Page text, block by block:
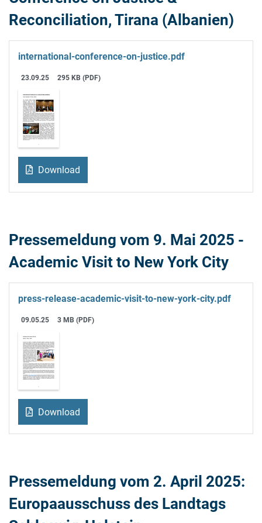
Reconciliation, Tirana (Albanien)
international-conference-on-justice.pdf
23.09.25 295 KB (PDF)
Download
Pressemeldung vom 9. Mai 2025 -
Academic Visit to New York City
press-release-academic-visit-to-new-york-city.pdf
09.05.25 3 MB (PDF)
Download
Pressemeldung vom 2. April 2025:
Europaausschuss des Landtags